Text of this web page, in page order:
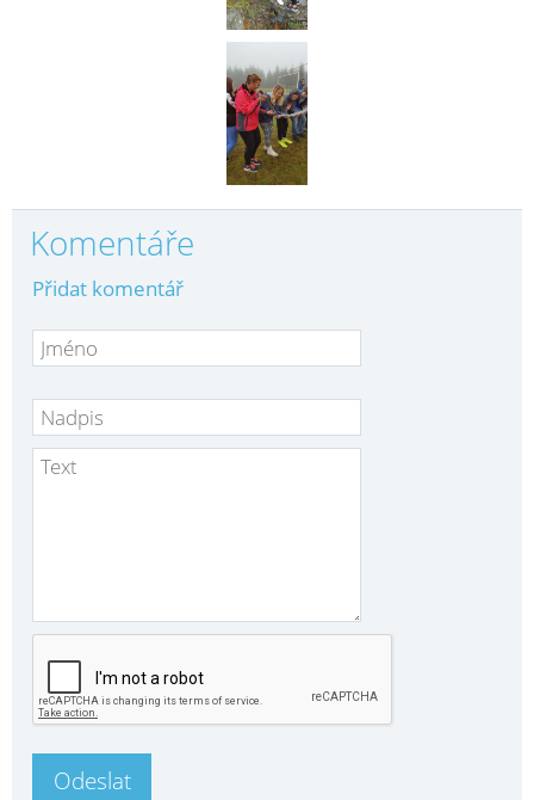
Komentáře
Přidat komentář